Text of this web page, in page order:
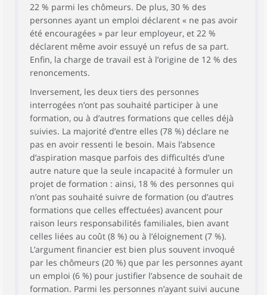
22 % parmi les chômeurs. De plus, 30 % des
personnes ayant un emploi déclarent « ne pas avoir
été encouragées » par leur employeur, et 22 %
déclarent même avoir essuyé un refus de sa part.
Enfin, la charge de travail est à l’origine de 12 % des
renoncements.
Inversement, les deux tiers des personnes
interrogées n’ont pas souhaité participer à une
formation, ou à d’autres formations que celles déjà
suivies. La majorité d’entre elles (78 %) déclare ne
pas en avoir ressenti le besoin. Mais l’absence
d’aspiration masque parfois des difficultés d’une
autre nature que la seule incapacité à formuler un
projet de formation : ainsi, 18 % des personnes qui
n’ont pas souhaité suivre de formation (ou d’autres
formations que celles effectuées) avancent pour
raison leurs responsabilités familiales, bien avant
celles liées au coût (8 %) ou à l’éloignement (7 %).
L’argument financier est bien plus souvent invoqué
par les chômeurs (20 %) que par les personnes ayant
un emploi (6 %) pour justifier l’absence de souhait de
formation. Parmi les personnes n’ayant suivi aucune